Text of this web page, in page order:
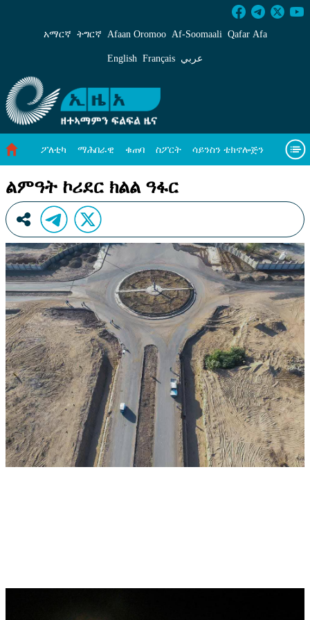
ልምዓት ኮሪደር ክልል ዓፋር - ኢዜአ ትግርኛ
አማርኛ ትግርኛ Afaan Oromoo Af‑Soomaali Qafar Afa
English Français عربي
ፖለቲካ ማሕበራዊ ቁጠባ ስፖርት ሳይንስን ቴክኖሎጅን
ልምዓት ኮሪደር ክልል ዓፋር